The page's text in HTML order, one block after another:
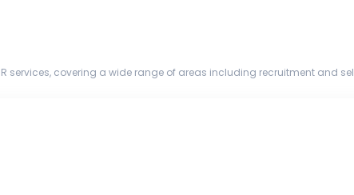
services, covering a wide range of areas including recruitment and